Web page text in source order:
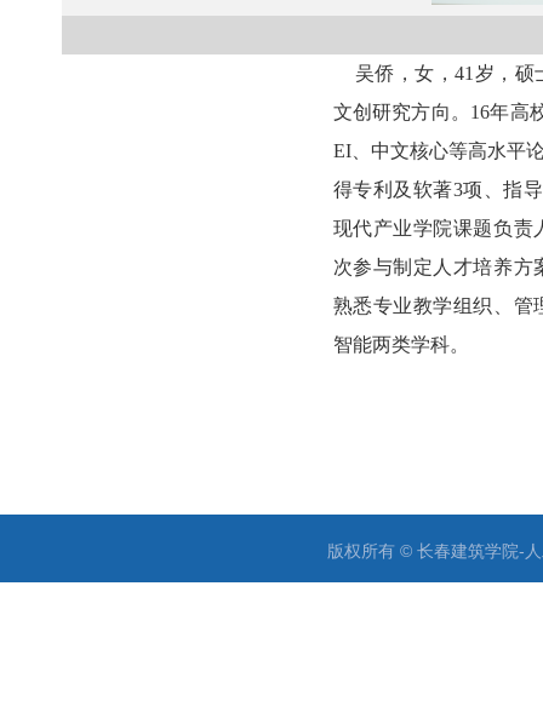
吴侨，女， 41 岁，硕
文创研究方向。 16年高
EI、中文核心等高水平
得专利及软著3项、指
现代产业学院课题负责
次参与制定人才培养方
熟悉专业教学组织、管
智能两类学科。
版权所有 © 长春建筑学院-